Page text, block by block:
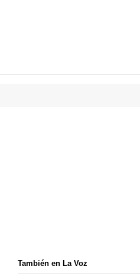
También en La Voz